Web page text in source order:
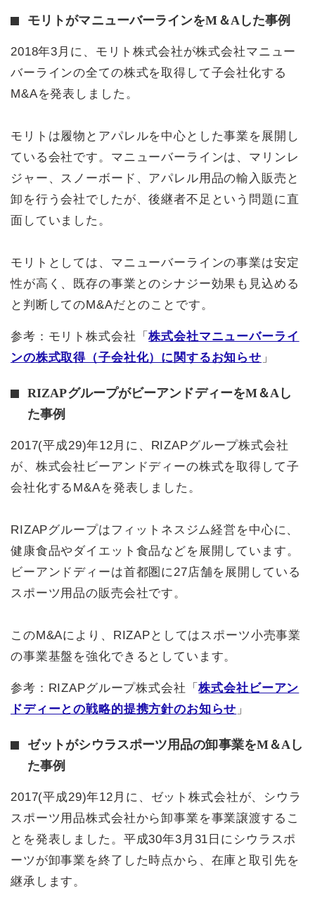
モリトがマニューバーラインをM＆Aした事例
2018年3月に、モリト株式会社が株式会社マニュー
バーラインの全ての株式を取得して子会社化する
M&Aを発表しました。
モリトは履物とアパレルを中心とした事業を展開し
ている会社です。マニューバーラインは、マリンレ
ジャー、スノーボード、アパレル用品の輸入販売と
卸を行う会社でしたが、後継者不足という問題に直
面していました。
モリトとしては、マニューバーラインの事業は安定
性が高く、既存の事業とのシナジー効果も見込める
と判断してのM&Aだとのことです。
参考：モリト株式会社「株式会社マニューバーライ
ンの株式取得（子会社化）に関するお知らせ 」
RIZAPグループがビーアンドディーをM＆Aし
た事例
2017(平成29)年12月に、RIZAPグループ株式会社
が、株式会社ビーアンドディーの株式を取得して子
会社化するM&Aを発表しました。
RIZAPグループはフィットネスジム経営を中心に、
健康食品やダイエット食品などを展開しています。
ビーアンドディーは首都圏に27店舗を展開している
スポーツ用品の販売会社です。
このM&Aにより、RIZAPとしてはスポーツ小売事業
の事業基盤を強化できるとしています。
参考：RIZAPグループ株式会社「株式会社ビーアン
ドディーとの戦略的提携方針のお知らせ 」
ゼットがシウラスポーツ用品の卸事業をM＆Aし
た事例
2017(平成29)年12月に、ゼット株式会社が、シウラ
スポーツ用品株式会社から卸事業を事業譲渡するこ
とを発表しました。平成30年3月31日にシウラスポ
ーツが卸事業を終了した時点から、在庫と取引先を
継承します。